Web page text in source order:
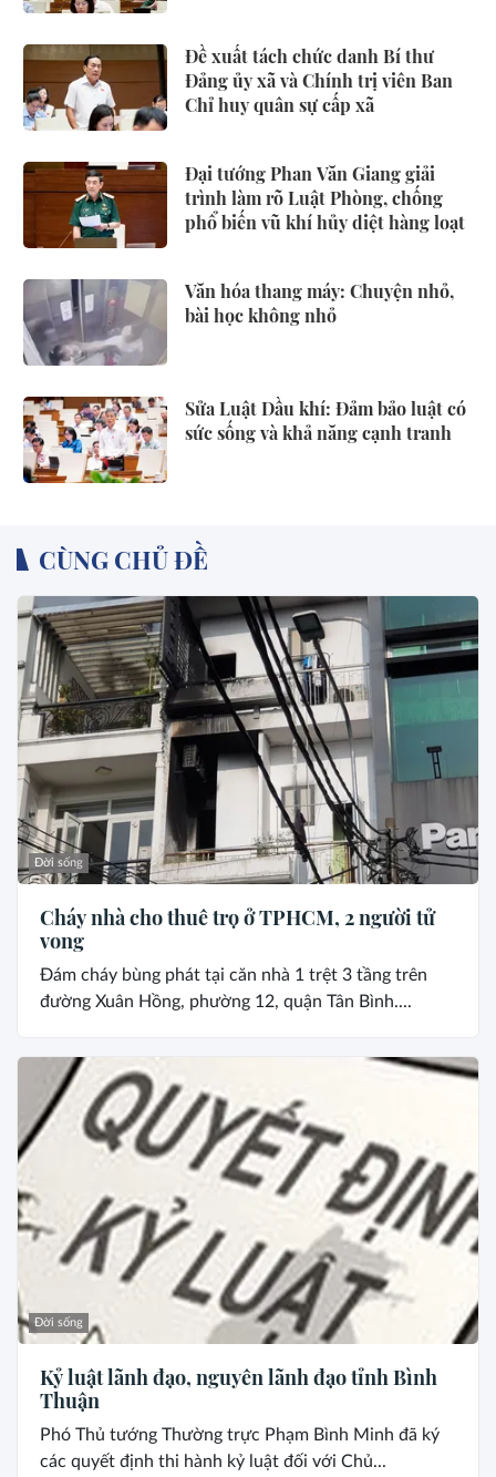
Đề xuất tách chức danh Bí thư
Đảng ủy xã và Chính trị viên Ban
Chỉ huy quân sự cấp xã
Đại tướng Phan Văn Giang giải
trình làm rõ Luật Phòng, chống
phổ biến vũ khí hủy diệt hàng loạt
Văn hóa thang máy: Chuyện nhỏ,
bài học không nhỏ
Sửa Luật Dầu khí: Đảm bảo luật có
sức sống và khả năng cạnh tranh
CÙNG CHỦ ĐỀ
Đời sống
Cháy nhà cho thuê trọ ở TPHCM, 2 người tử
vong
Đám cháy bùng phát tại căn nhà 1 trệt 3 tầng trên
đường Xuân Hồng, phường 12, quận Tân Bình....
Đời sống
Kỷ luật lãnh đạo, nguyên lãnh đạo tỉnh Bình
Thuận
Phó Thủ tướng Thường trực Phạm Bình Minh đã ký
các quyết định thi hành kỷ luật đối với Chủ...